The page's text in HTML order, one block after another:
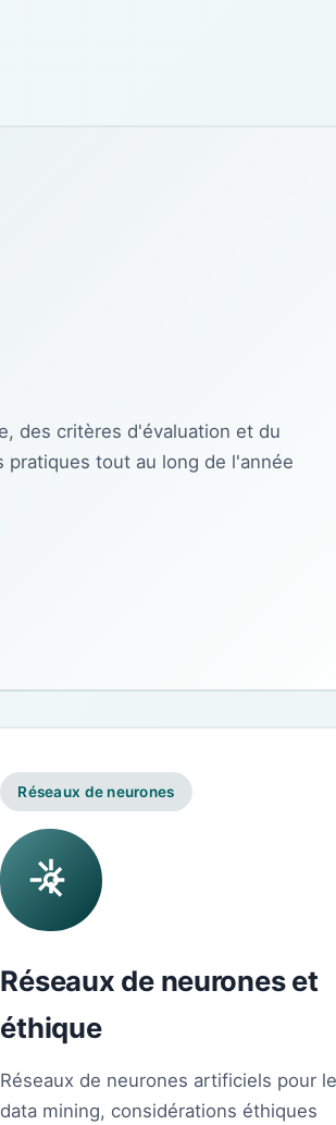
des critères d'évaluation et du
pratiques tout au long de l'année
Réseaux de neurones
Réseaux de neurones et
éthique
Réseaux de neurones artificiels pour le
data mining, considérations éthiques